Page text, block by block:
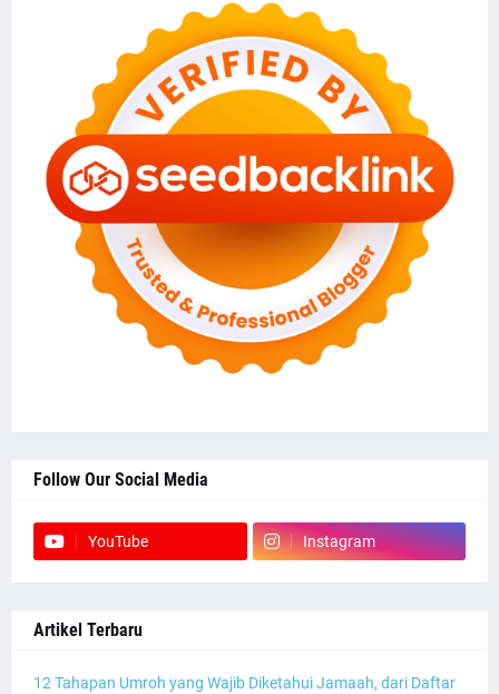
Follow Our Social Media
YouTube Instagram
Artikel Terbaru
12 Tahapan Umroh yang Wajib Diketahui Jamaah, dari Daftar